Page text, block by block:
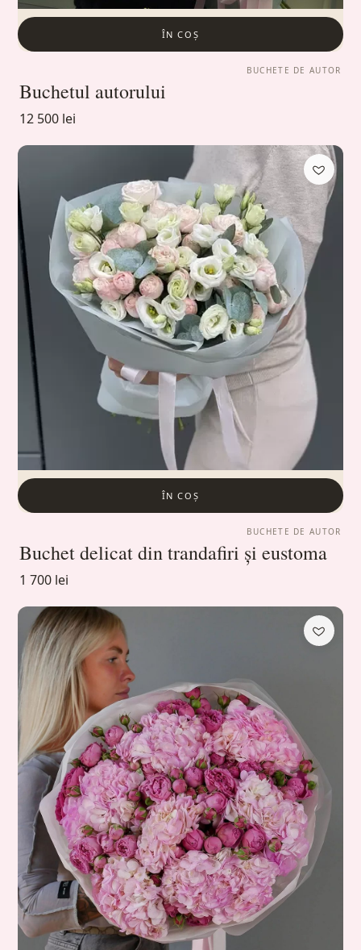
ÎN COȘ
BUCHETE DE AUTOR
Buchetul autorului
12 500 lei
ÎN COȘ
BUCHETE DE AUTOR
Buchet delicat din trandafiri și eustoma
1 700 lei